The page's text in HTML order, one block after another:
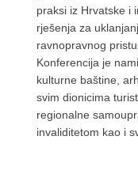
praksi iz Hrvatske i
rješenja za
ravnopravnog
Konferencija je
kulturne baštine,
svim dionicima
regionalne
invaliditetom kao i